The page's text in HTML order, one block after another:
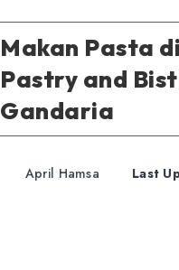
Makan Pasta
Pastry and
Gandaria
April Hamsa Last